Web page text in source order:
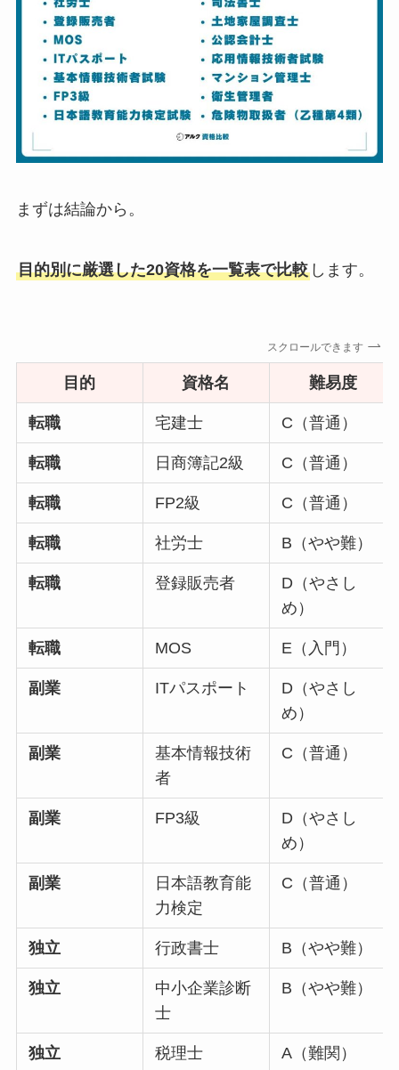
まずは結論から。
目的別に厳選した20資格を一覧表で比較します。
スクロールできます
目的 資格名 難易度
転職 宅建士 C（普通）
転職 日商簿記2級 C（普通）
転職 FP2級 C（普通）
転職 社労士 B（やや難）
転職 登録販売者
D（やさし
め）
転職 MOS E（入門）
副業 ITパスポート
D（やさし
め）
副業
基本情報技術
者
C（普通）
副業 FP3級
D（やさし
め）
副業
日本語教育能
力検定
C（普通）
独立 行政書士 B（やや難）
独立
中小企業診断
士
B（やや難）
独立 税理士 A（難関）